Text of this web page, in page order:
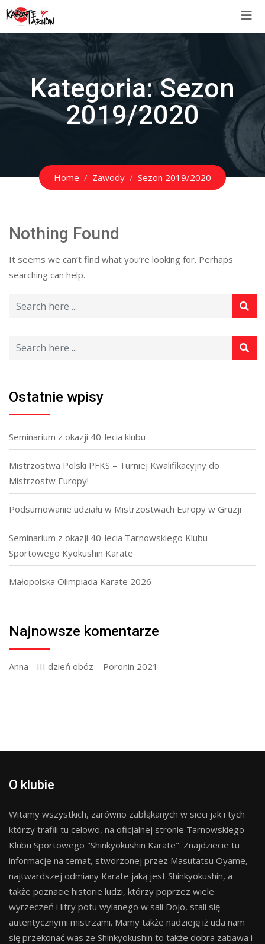
Kategoria:Sezon
2019/2020
Home Zawody Sezon 2019/2020
Nothing Found
It seems we can’t find what you’re looking for. Perhaps
searching can help.
Ostatnie wpisy
Seminarium z okazji 40-lecia klubu
Mistrzostwa Polski PFKS – Turniej Kwalifikacyjny do
Mistrzostw Europy!
Podsumowanie udziału w Mistrzostwach Europy w Gruzji
Seminarium z okazji 40-lecia Tarnowskiego Klubu
Sportowego Kyokushin Karate
Małopolska Olimpiada Karate 2026
Najnowsze komentarze
Anna - III dzień obóz – Poronin 2021
O klubie
Witamy wszystkich, zarówno zabłąkanych w sieci jak i tych
którzy trafili tu celowo, na oficjalnej stronie Tarnowskiego
Klubu Sportowego "Shinkyokushin Karate". Znajdziecie tu
informacje na temat, stworzonej przez Masutatsu Oyame,
najtwardszej odmiany Karate jaką jest Shinkyokushin, a
także poznacie historie ludzi, którzy poprzez wiele
wyrzeczeń i litry potu wylanego w sali Dojo, stali się
autentycznymi mistrzami. Mamy także nadzieję iż uda nam
się przekonać was że Shinkyokushin to także dobra zabawa i